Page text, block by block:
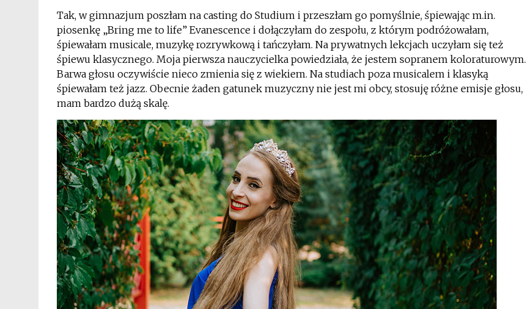
Tak, w gimnazjum poszłam na casting do Studium i przeszłam go pomyślnie, śpiewając m.in.
piosenkę „Bring me to life” Evanescence i dołączyłam do zespołu, z którym podróżowałam,
śpiewałam musicale, muzykę rozrywkową i tańczyłam. Na prywatnych lekcjach uczyłam się też
śpiewu klasycznego. Moja pierwsza nauczycielka powiedziała, że jestem sopranem koloraturowym.
Barwa głosu oczywiście nieco zmienia się z wiekiem. Na studiach poza musicalem i klasyką
śpiewałam też jazz. Obecnie żaden gatunek muzyczny nie jest mi obcy, stosuję różne emisje głosu,
mam bardzo dużą skalę.